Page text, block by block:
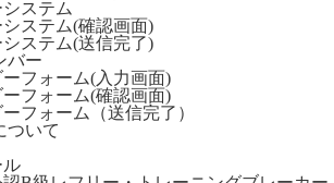
ステム
ステム(確認画面)
ステム(送信完了)
バー
フォーム(入力画面)
フォーム(確認画面)
フォーム（送信完了）
ついて
ル